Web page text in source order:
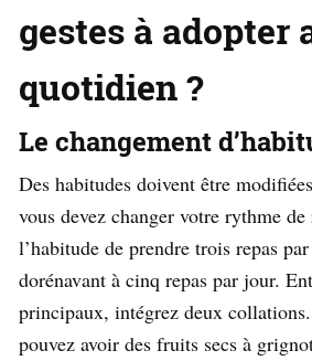
gestes à adopter
quotidien ?
Le changement
Des habitudes doivent être
vous devez changer votre rythme
l’habitude de prendre trois repas
dorénavant à cinq repas par jour.
principaux, intégrez deux
pouvez avoir des fruits secs à